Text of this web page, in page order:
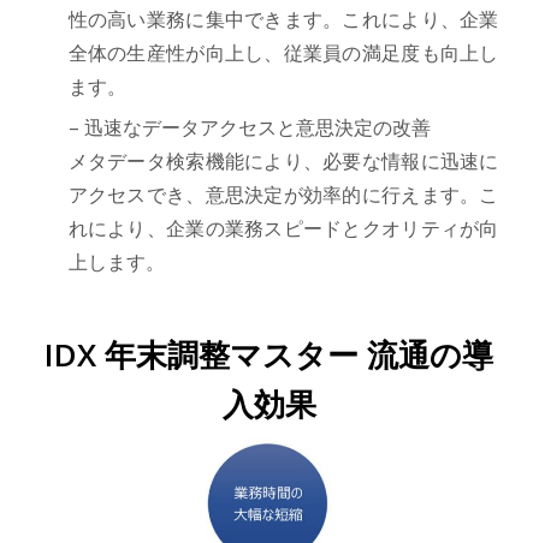
性の高い業務に集中できます。これにより、企業
全体の生産性が向上し、従業員の満足度も向上し
ます。
– 迅速なデータアクセスと意思決定の改善
メタデータ検索機能により、必要な情報に迅速に
アクセスでき、意思決定が効率的に行えます。こ
れにより、企業の業務スピードとクオリティが向
上します。
IDX 年末調整マスター 流通の導
入効果